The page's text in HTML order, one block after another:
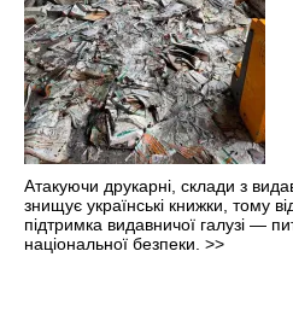
Атакуючи друкарні, склади з
знищує українські книжки, тому
підтримка видавничої галузі —
національної безпеки. >>